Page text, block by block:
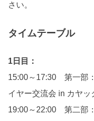
さい。
タイムテーブル
1日目：
15:00～17:30 第一部
イヤー交流会 in カヤッ
19:00～22:00 第二部